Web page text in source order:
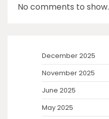
No comments to show.
December 2025
November 2025
June 2025
May 2025